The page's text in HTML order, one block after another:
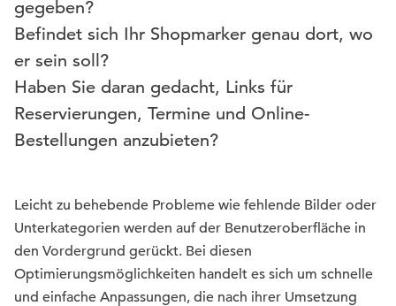
gegeben?
Befindet sich Ihr Shopmarker genau dort, wo
er sein soll?
Haben Sie daran gedacht, Links für
Reservierungen, Termine und Online-
Bestellungen anzubieten?
Leicht zu behebende Probleme wie fehlende Bilder oder
Unterkategorien werden auf der Benutzeroberfläche in
den Vordergrund gerückt. Bei diesen
Optimierungsmöglichkeiten handelt es sich um schnelle
und einfache Anpassungen, die nach ihrer Umsetzung